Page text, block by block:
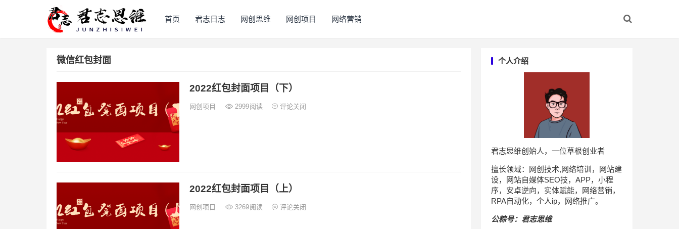
首页 君志日志 网创思维 网创项目 网络营销
微信红包封面
2022红包封面项目（下）
网创项目 2999阅读 评论关闭
2022红包封面项目（上）
网创项目 3269阅读 评论关闭
个人介绍
君志思维创始人，一位草根创业者
擅长领域：网创技术,网络培训，网站建
设，网站自媒体SEO技，APP，小程
序，安卓逆向，实体赋能，网络营销，
RPA自动化，个人ip，网络推广。
公粽号：君志思维